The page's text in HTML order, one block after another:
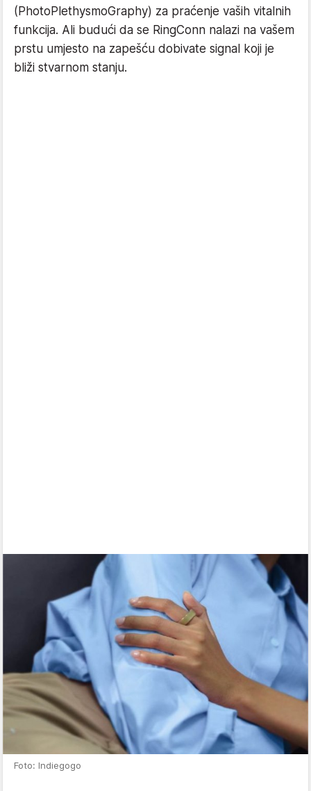
(PhotoPlethysmoGraphy) za praćenje vaših vitalnih
funkcija. Ali budući da se RingConn nalazi na vašem
prstu umjesto na zapešću dobivate signal koji je
bliži stvarnom stanju.
Foto: Indiegogo